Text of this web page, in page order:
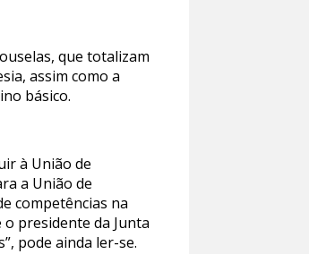
que totalizam
assim como a
básico.
à União de
a União de
competências na
presidente da Junta
pode ainda ler-se.